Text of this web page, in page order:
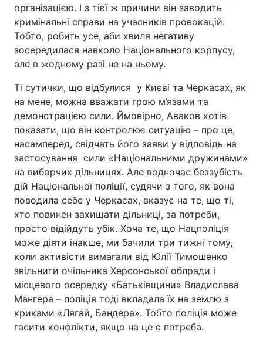
організацією. І з тієї ж причини він заводить
кримінальні справи на учасників провокацій.
Тобто, робить усе, аби хвиля негативу
зосередилася навколо Національного корпусу,
але в жодному разі не на ньому.
Ті сутички, що відбулися у Києві та Черкасах, як
на мене, можна вважати грою м’язами та
демонстрацією сили. Ймовірно, Аваков хотів
показати, що він контролює ситуацію – про це,
насамперед, свідчать його заяви у відповідь на
застосування сили «Національними дружинами»
на виборчих дільницях. Але водночас беззубість
дій Національної поліції, судячи з того, як вона
поводила себе у Черкасах, вказує на те, що ті,
хто повинен захищати дільниці, за потреби,
просто відійдуть убік. Хоча те, що Нацполіція
може діяти інакше, ми бачили три тижні тому,
коли активісти вимагали від Юлії Тимошенко
звільнити очільника Херсонської облради і
місцевого осередку «Батьківщини» Владислава
Мангера – поліція тоді вкладала їх на землю з
криками «Лягай, Бандера». Тобто поліція може
гасити конфлікти, якщо на це є потреба.